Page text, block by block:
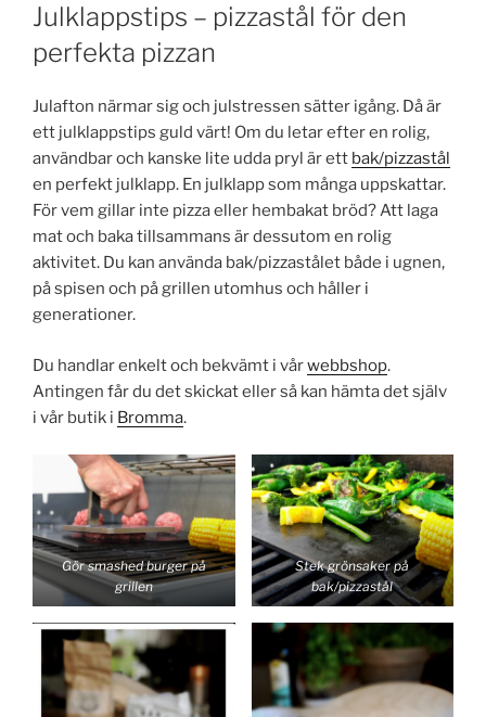
Julklappstips – pizzastål för den
perfekta pizzan
Julafton närmar sig och julstressen sätter igång. Då är
ett julklappstips guld värt! Om du letar efter en rolig,
användbar och kanske lite udda pryl är ett bak/pizzastål
en perfekt julklapp. En julklapp som många uppskattar.
För vem gillar inte pizza eller hembakat bröd? Att laga
mat och baka tillsammans är dessutom en rolig
aktivitet. Du kan använda bak/pizzastålet både i ugnen,
på spisen och på grillen utomhus och håller i
generationer.
Du handlar enkelt och bekvämt i vårwebbshop.
Antingen får du det skickat eller så kan hämta det själv
i vår butik i Bromma.
Gör smashed burger på
grillen
Stek grönsaker på
bak/pizzastål